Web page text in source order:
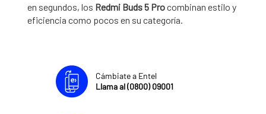
en segundos, los Redmi Buds 5 Procombinan estilo y
eficiencia como pocos en su categoría.
Cámbiate a Entel
Llama al (0800) 09001